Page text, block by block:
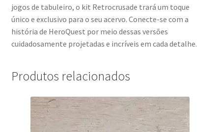
jogos de tabuleiro, o kit Retrocrusade trará um toque
único e exclusivo para o seu acervo. Conecte-se com a
história de HeroQuest por meio dessas versões
cuidadosamente projetadas e incríveis em cada detalhe.
Produtos relacionados